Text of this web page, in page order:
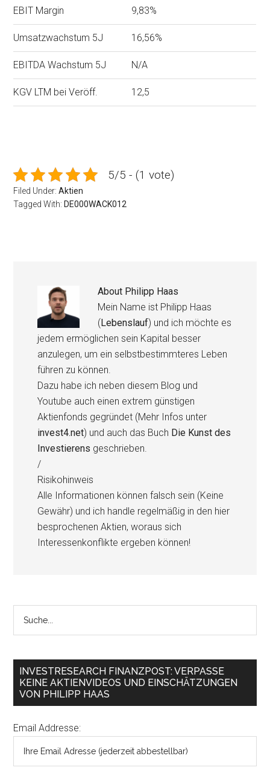
EBIT Margin 9,83%
Umsatzwachstum 5J 16,56%
EBITDA Wachstum 5J N/A
KGV LTM bei Veröff. 12,5
5/5 - (1 vote)
Filed Under:Aktien
Tagged With:DE000WACK012
About Philipp Haas
Mein Name ist Philipp Haas
(Lebenslauf) und ich möchte es
jedem ermöglichen sein Kapital besser
anzulegen, um ein selbstbestimmteres Leben
führen zu können.
Dazu habe ich neben diesem Blog und
Youtube auch einen extrem günstigen
Aktienfonds gegründet (Mehr Infos unter
invest4.net) und auch das Buch Die Kunst des
Investierens geschrieben.
/
Risikohinweis
Alle Informationen können falsch sein (Keine
Gewähr) und ich handle regelmäßig in den hier
besprochenen Aktien, woraus sich
Interessenkonflikte ergeben können!
INVESTRESEARCH FINANZPOST: VERPASSE
KEINE AKTIENVIDEOS UND EINSCHÄTZUNGEN
VON PHILIPP HAAS
Email Addresse: